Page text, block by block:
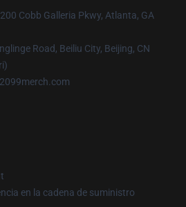
Cobb Galleria Pkwy, Atlanta, GA
Road, Beiliu City, Beijing, CN
en la cadena de suministro